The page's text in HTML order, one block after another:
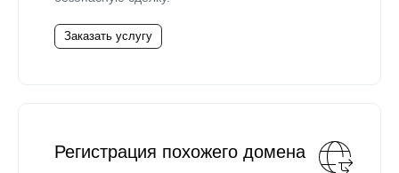
Заказать услугу
Регистрация похожего домена